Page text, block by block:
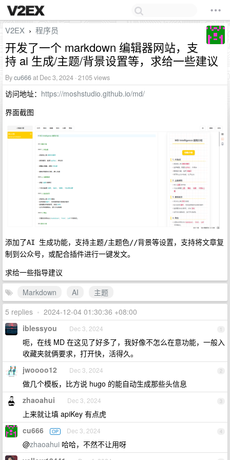
V2EX › 程序员
开发了一个 markdown 编辑器网站，支
持 ai 生成/主题/背景设置等，求给一些建议
Bycu666at Dec 3, 2024 · 2105 views
访问地址： https://moshstudio.github.io/md/
界面截图
添加了AI 生成功能，支持主题/主题色//背景等设置，支持将文章复
制到公众号，或配合插件进行一键发文。
求给一些指导建议
Markdown
AI
主题
5 replies • 2024-12-04 01:30:36 +08:00
1
iblessyou Dec 3, 2024
呃，在线 MD 在这见了好多了，我好像不怎么在意功能，一般入
收藏夹就俩要求，打开快，活得久。
2
jwoooo12 Dec 3, 2024
做几个模板，比方说 hugo 的能自动生成那些头信息
3
zhaoahui Dec 3, 2024
上来就让填 apiKey 有点虎
4
cu666 OP Dec 3, 2024
@zhaoahui 哈哈，不然不让用呀